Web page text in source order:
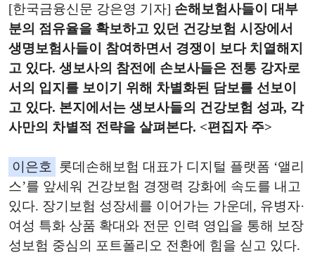
[한국금융신문 강은영 기자] 손해보험사들이 대부
분의 점유율을 확보하고 있던 건강보험 시장에서
생명보험사들이 참여하면서 경쟁이 보다 치열해지
고 있다. 생보사의 참전에 손보사들은 전통 강자로
서의 입지를 보이기 위해 차별화된 담보를 선보이
고 있다. 본지에서는 생보사들의 건강보험 성과, 각
사만의 차별적 전략을 살펴본다. <편집자 주>
이은호
롯데손해보험 대표가 디지털 플랫폼 ‘앨리
스’를 앞세워 건강보험 경쟁력 강화에 속도를 내고
있다. 장기보험 성장세를 이어가는 가운데, 유병자·
여성 특화 상품 확대와 전문 인력 영입을 통해 보장
성보험 중심의 포트폴리오 전환에 힘을 싣고 있다.